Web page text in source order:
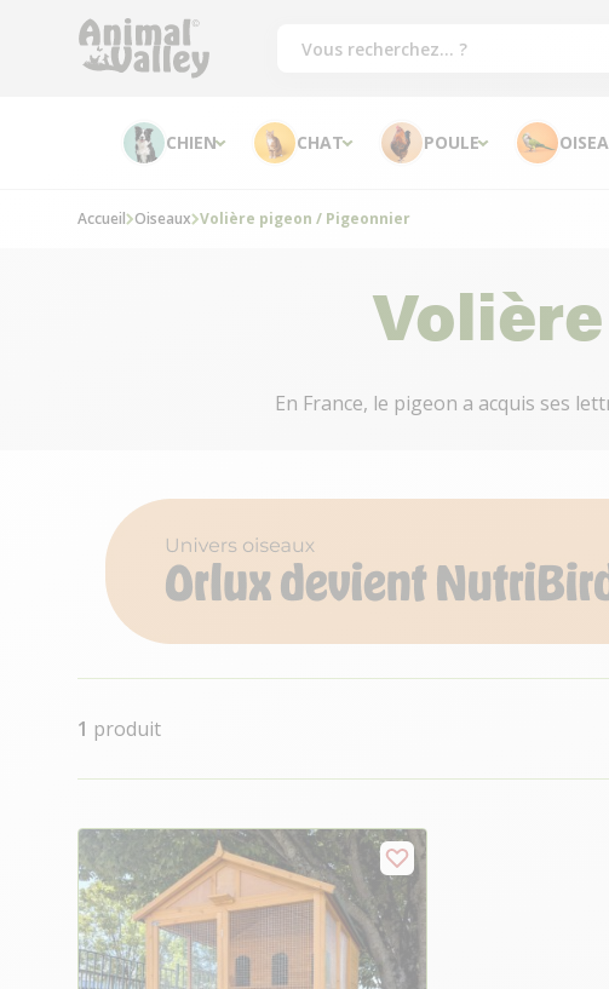
CHIEN CHAT POULE
Accueil Oiseaux Volière pigeon / Pigeonnier
En France, le pigeon a acquis ses
1 produit